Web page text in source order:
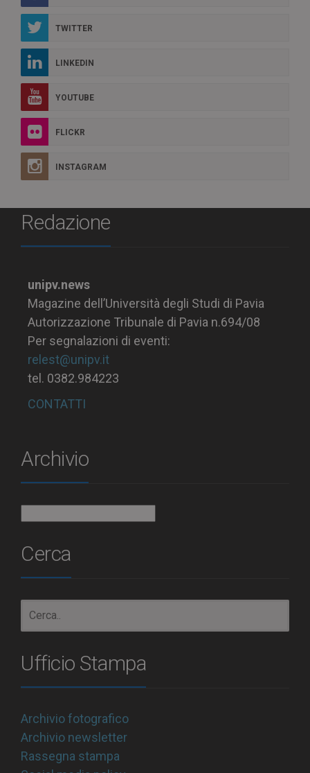
TWITTER
LINKEDIN
YOUTUBE
FLICKR
INSTAGRAM
Redazione
unipv.news
Magazine dell’Università degli Studi di Pavia
Autorizzazione Tribunale di Pavia n.694/08
Per segnalazioni di eventi:
relest@unipv.it
tel. 0382.984223
CONTATTI
Archivio
Cerca
Ufficio Stampa
Archivio fotografico
Archivio newsletter
Rassegna stampa